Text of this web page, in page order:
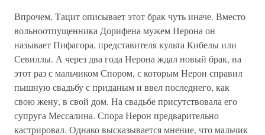
Впрочем, Тацит описывает этот брак чуть иначе. Вместо
вольноотпущенника Дорифена мужем Нерона он
называет Пифагора, представителя культа Кибелы или
Севиллы. А через два года Нерона ждал новый брак, на
этот раз с мальчиком Спором, с которым Нерон справил
пышную свадьбу с приданым и ввел последнего, как
свою жену, в свой дом. На свадьбе присутствовала его
супруга Мессалина. Спора Нерон предварительно
кастрировал. Однако высказывается мнение, что мальчик